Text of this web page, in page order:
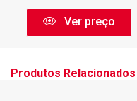
Ver preço
Produtos Relacionados